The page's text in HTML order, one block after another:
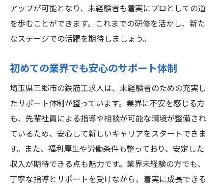
アップが可能となり、未経験者も着実にプロとしての道
を歩むことができます。これまでの研修を活かし、新た
なステージでの活躍を期待しましょう。
初めての業界でも安心のサポート体制
埼玉県三郷市の鉄筋工求人は、未経験者のための充実し
たサポート体制が整っています。業界に不安を感じる方
も、先輩社員による指導や相談が可能な環境が整備され
ているため、安心して新しいキャリアをスタートできま
す。また、福利厚生や労働条件も整っており、安定した
収入が期待できる点も魅力です。業界未経験の方でも、
丁寧な指導とサポートを受けながら、着実に成長できる